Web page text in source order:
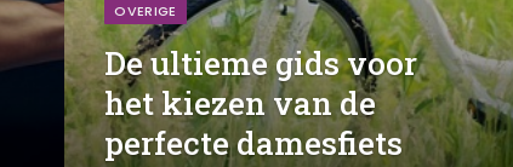
OVERIGE
De ultieme gids voor
het kiezen van de
perfecte damesfiets